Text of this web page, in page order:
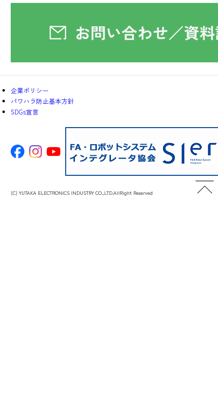
企業ポリシー
パワハラ防止基本方針
SDGs宣言
(C) YUTAKA ELECTRONICS INDUSTRY CO.,LTD.AllRight Reserved